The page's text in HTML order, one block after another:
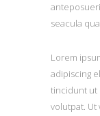
seacula
Lorem
adipiscing
tincidunt ut
volutpat. Ut